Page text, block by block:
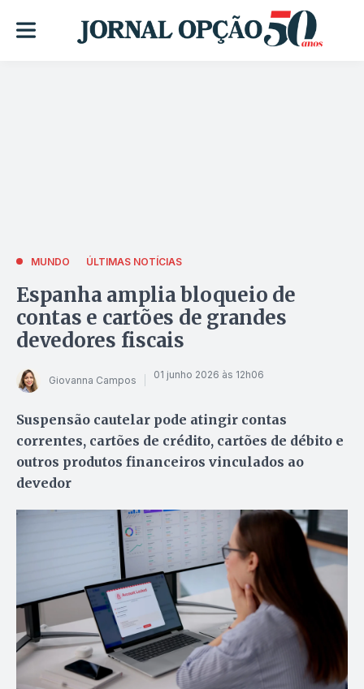
MUNDO ÚLTIMAS NOTÍCIAS
Espanha amplia bloqueio de
contas e cartões de grandes
devedores fiscais
Giovanna Campos 01 junho 2026 às 12h06
Suspensão cautelar pode atingir contas
correntes, cartões de crédito, cartões de débito e
outros produtos financeiros vinculados ao
devedor